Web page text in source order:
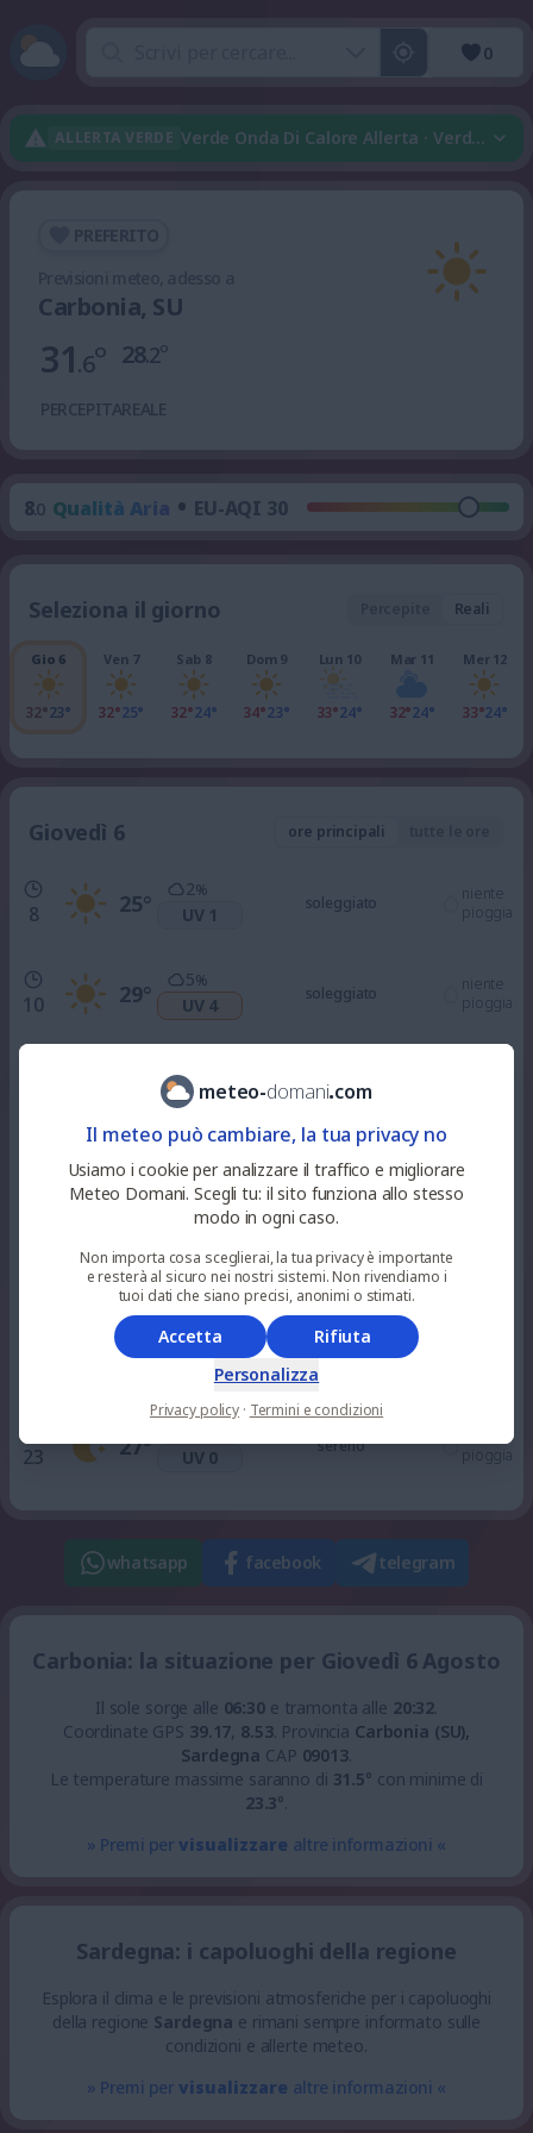
0
ALLERTA VERDE Verde Onda Di Calore Allerta · Verde
Carbonia, SU
31.6°
PERCEPITA
28.2°
REALE
8.0 Qualità Aria • EU-AQI 30
Seleziona il giorno Reali
Gio 6
32°23°
Ven 7
32°25°
Sab 8
32°24°
Dom 9
34°23°
Lun 10
33°24°
Mar 11
32°24°
Mer 12
33°24°
Giovedì 6 ore principali
8 25°
2%
UV 1
soleggiato
niente
pioggia
10 29°
5%
UV 4
soleggiato
niente
pioggia
UV 7
soleggiato
31° UV 8
alquanto soleggiato
niente
31°
16 %
UV 4
soleggiato
29°
0%
UV 0
sereno
23 27° UV 0
sereno
pioggia
whatsapp facebook telegram
Carbonia: la situazione per Giovedì 6 Agosto
Il sole sorge alle 06:30e tramonta alle 20:32.
Coordinate GPS 39.17, 8.53. Provincia Carbonia (SU),
Sardegna CAP 09013.
Le temperature massime saranno di 31.5° con minime di
23.3°.
» Premi pervisualizzare altre informazioni «
Sardegna: i capoluoghi della regione
Esplora il clima e le previsioni atmosferiche per i capoluoghi
della regione Sardegna e rimani sempre informato sulle
condizioni e allerte meteo.
» Premi pervisualizzare altre informazioni «
meteo-domani.com
Il meteo può cambiare, la tua privacy no
Usiamo i cookie per analizzare il traffico e migliorare
Meteo Domani. Scegli tu: il sito funziona allo stesso
modo in ogni caso.
Non importa cosa sceglierai, la tua privacy è importante
e resterà al sicuro nei nostri sistemi. Non rivendiamo i
tuoi dati che siano precisi, anonimi o stimati.
Accetta
Rifiuta
Personalizza
Privacy policy · Termini e condizioni